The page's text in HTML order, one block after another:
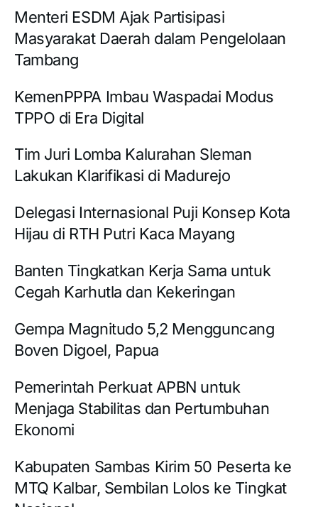
Menteri ESDM Ajak Partisipasi
Masyarakat Daerah dalam Pengelolaan
Tambang
KemenPPPA Imbau Waspadai Modus
TPPO di Era Digital
Tim Juri Lomba Kalurahan Sleman
Lakukan Klarifikasi di Madurejo
Delegasi Internasional Puji Konsep Kota
Hijau di RTH Putri Kaca Mayang
Banten Tingkatkan Kerja Sama untuk
Cegah Karhutla dan Kekeringan
Gempa Magnitudo 5,2 Mengguncang
Boven Digoel, Papua
Pemerintah Perkuat APBN untuk
Menjaga Stabilitas dan Pertumbuhan
Ekonomi
Kabupaten Sambas Kirim 50 Peserta ke
MTQ Kalbar, Sembilan Lolos ke Tingkat